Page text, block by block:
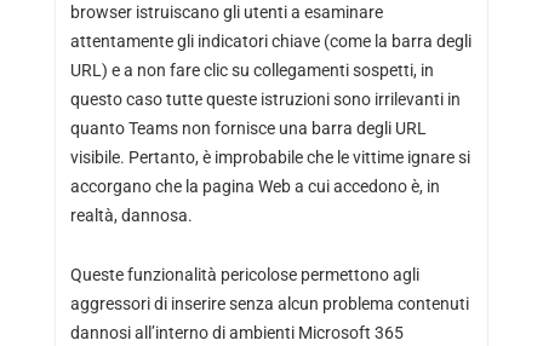
browser istruiscano gli utenti a esaminare
attentamente gli indicatori chiave (come la barra degli
URL) e a non fare clic su collegamenti sospetti, in
questo caso tutte queste istruzioni sono irrilevanti in
quanto Teams non fornisce una barra degli URL
visibile. Pertanto, è improbabile che le vittime ignare si
accorgano che la pagina Web a cui accedono è, in
realtà, dannosa.
Queste funzionalità pericolose permettono agli
aggressori di inserire senza alcun problema contenuti
dannosi all’interno di ambienti Microsoft 365